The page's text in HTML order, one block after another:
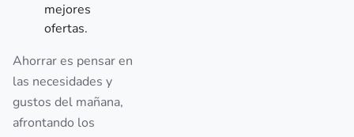
mejores
ofertas.
Ahorrar es pensar en
las necesidades y
gustos del mañana,
afrontando los